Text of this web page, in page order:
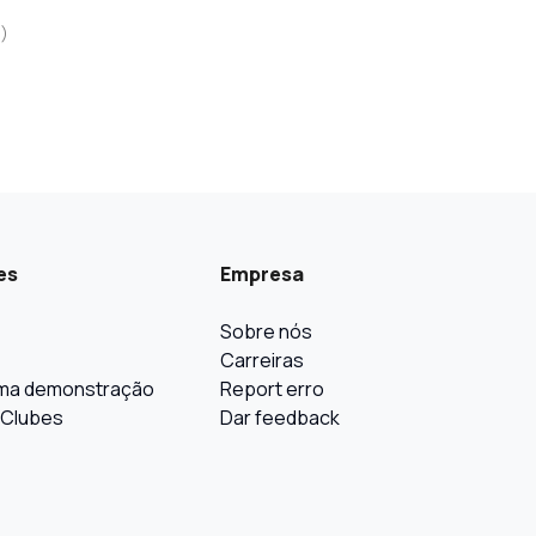
)
demonstração
Empresa
Sobre nós
Carreiras
Report erro
Dar feedback